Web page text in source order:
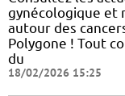
gynécologique et
autour des
Polygone ! Tout
du
18/02/2026 15:25